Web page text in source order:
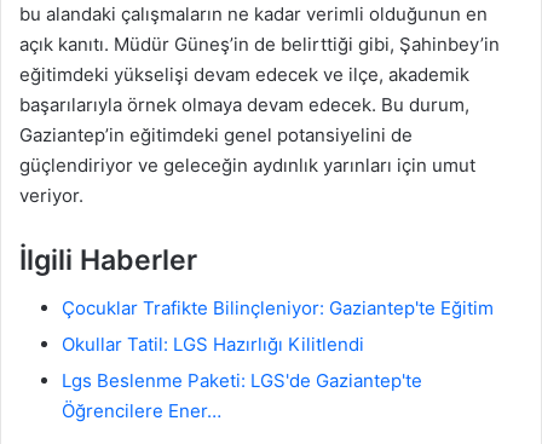
bu alandaki çalışmaların ne kadar verimli olduğunun en
açık kanıtı. Müdür Güneş’in de belirttiği gibi, Şahinbey’in
eğitimdeki yükselişi devam edecek ve ilçe, akademik
başarılarıyla örnek olmaya devam edecek. Bu durum,
Gaziantep’in eğitimdeki genel potansiyelini de
güçlendiriyor ve geleceğin aydınlık yarınları için umut
veriyor.
İlgili Haberler
Çocuklar Trafikte Bilinçleniyor: Gaziantep'te Eğitim
Okullar Tatil: LGS Hazırlığı Kilitlendi
Lgs Beslenme Paketi: LGS'de Gaziantep'te
Öğrencilere Ener…